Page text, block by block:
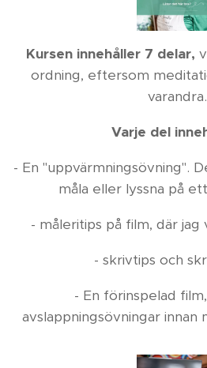
Kursen innehåller 7 delar,
ordning, eftersom
varandra.
Varje del
- En "uppvärmningsövning".
måla eller lyssna på
- måleritips på film, där
- skrivtips och
- En förinspelad
avslappningsövningar innan